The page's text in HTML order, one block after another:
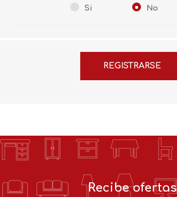
Si No
Recibe ofertas